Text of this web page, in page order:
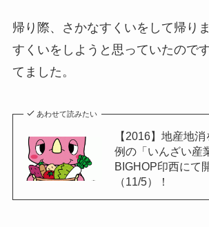
帰り際、さかなすくいをして帰り
すくいをしようと思っていたので
てました。
あわせて読みたい
【2016】地産地
例の「いんざい産
BIGHOP印西にて
（11/5）！